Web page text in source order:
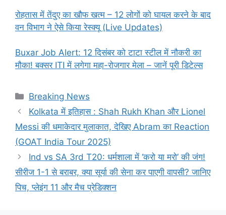
रोहतास में तेंदुए का खौफ खत्म – 12 लोगों को घायल करने के बाद
वन विभाग ने ऐसे किया रेस्क्यू (Live Updates)
Buxar Job Alert: 12 दिसंबर को टाटा स्टील में नौकरी का
मौका! बक्सर ITI में लगेगा महा-रोजगार मेला – जानें पूरी डिटेल्स
Categories
Breaking News
Kolkata में इतिहास : Shah Rukh Khan और Lionel
Messi की धमाकेदार मुलाकात, देखिए Abram का Reaction
(GOAT India Tour 2025)
Ind vs SA 3rd T20: धर्मशाला में ‘करो या मरो’ की जंग!
सीरीज 1-1 से बराबर, क्या सूर्या की सेना कर पाएगी वापसी? जानिए
पिच, प्लेइंग 11 और मैच प्रेडिक्शन